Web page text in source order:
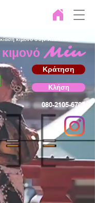
κιμονό στην Asakusa, Τόκιο
Miu
Κράτηση
Κλήση
080-2105-6702